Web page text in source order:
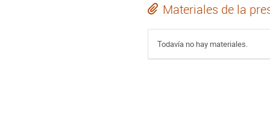
Materiales de la
Todavía no hay materiales.